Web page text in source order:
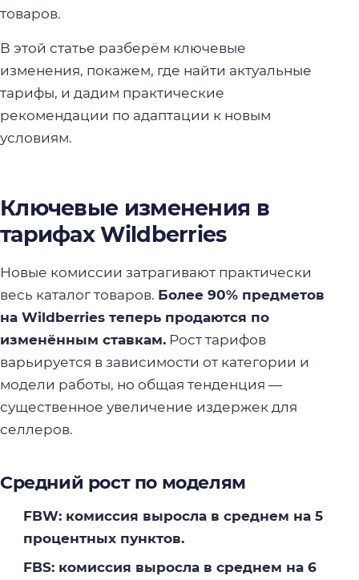
товаров.
В этой статье разберём ключевые
изменения, покажем, где найти актуальные
тарифы, и дадим практические
рекомендации по адаптации к новым
условиям.
Ключевые изменения в
тарифах Wildberries
Новые комиссии затрагивают практически
весь каталог товаров. Более 90% предметов
на Wildberries теперь продаются по
изменённым ставкам. Рост тарифов
варьируется в зависимости от категории и
модели работы, но общая тенденция —
существенное увеличение издержек для
селлеров.
Средний рост по моделям
FBW: комиссия выросла в среднем на 5
процентных пунктов.
FBS: комиссия выросла в среднем на 6